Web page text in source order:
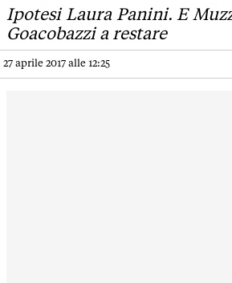
Ipotesi Laura Panini. E
Goacobazzi a restare
27 aprile 2017 alle 12:25